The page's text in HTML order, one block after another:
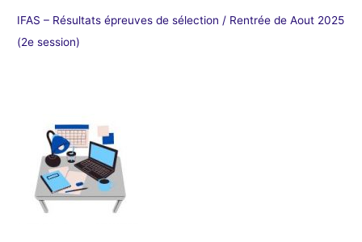
IFAS – Résultats épreuves de sélection / Rentrée de Aout 2025
(2e session)